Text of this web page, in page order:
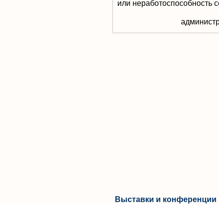
или неработоспособность
Выставки и конференции